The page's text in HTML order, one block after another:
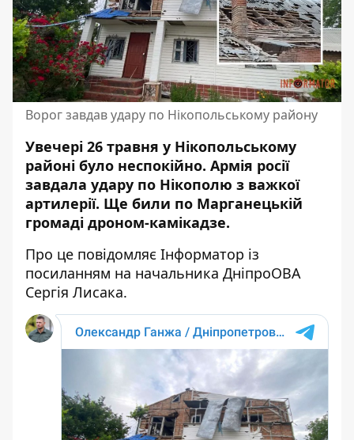
Ворог завдав удару по Нікопольському району
Увечері 26 травня у Нікопольському
районі було неспокійно. Армія росії
завдала удару по Нікополю з важкої
артилерії. Ще били по Марганецькій
громаді дроном-камікадзе.
Про це повідомляє Інформатор із
посиланням на начальника ДніпроОВА
Сергія Лисака.